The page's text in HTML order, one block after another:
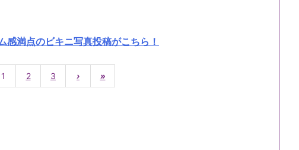
感満点のビキニ写真投稿がこちら！
1 2 3 › »